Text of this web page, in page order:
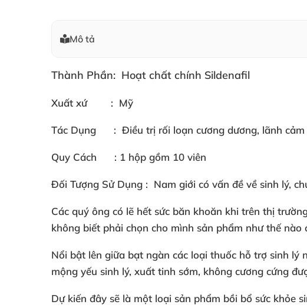
Mô tả
Thành Phần: Hoạt chất chính Sildenafil
Xuất xứ: Mỹ
Tác Dụng : Điều trị rối loạn cương dương, lãnh cảm
Quy Cách : 1 hộp gồm 10 viên
Đối Tượng Sử Dụng : Nam giới có vấn đề về sinh lý,
Các quý ông có lẽ hết sức băn khoăn khi trên thị
không biết phải chọn cho mình sản phẩm như thế
Nổi bật lên giữa bạt ngàn các loại thuốc hỗ trợ sinh lý
mộng yếu sinh lý, xuất tinh sớm, không cương cứng
Dự kiến đây sẽ là một loại sản phẩm bồi bổ sức khỏe